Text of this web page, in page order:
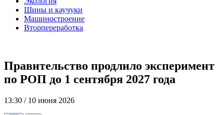
Шины и каучуки
Машиностроение
Вторпереработка
Правительство продлило эксперимент
по РОП до 1 сентября 2027 года
13:30 / 10 июня 2026